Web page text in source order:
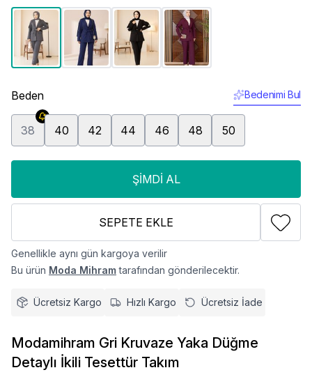
Beden Bedenimi Bul
38 40 42 44 46 48 50
ŞIMDI AL
SEPETE EKLE
Genellikle aynı gün kargoya verilir
Bu ürün Moda Mihramtarafından gönderilecektir.
Ücretsiz Kargo Hızlı Kargo Ücretsiz İade
Modamihram Gri Kruvaze Yaka Düğme
Detaylı İkili Tesettür Takım